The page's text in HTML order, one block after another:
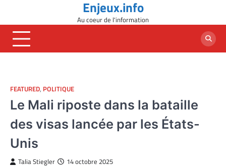
content
Enjeux.info
Au coeur de l'information
FEATURED, POLITIQUE
Le Mali riposte dans la bataille
des visas lancée par les États-
Unis
Talia Stiegler 14 octobre 2025